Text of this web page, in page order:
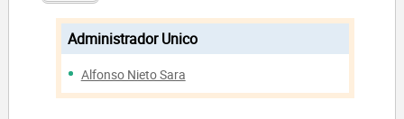
Administrador Unico
Alfonso Nieto Sara